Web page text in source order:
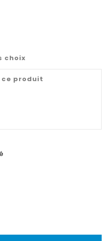
choix
ce produit